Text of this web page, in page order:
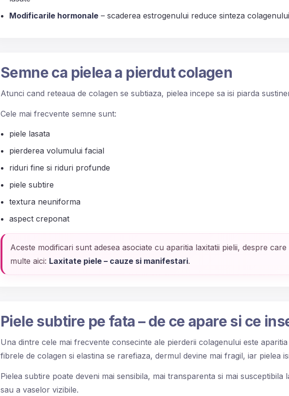
Modificarile hormonale – scaderea estrogenului reduce sinteza colagenului
Semne ca pielea a pierdut colagen
Atunci cand reteaua de colagen se subtiaza, pielea incepe sa isi piarda
Cele mai frecvente semne sunt:
piele lasata
pierderea volumului facial
riduri fine si riduri profunde
piele subtire
textura neuniforma
aspect creponat
Aceste modificari sunt adesea asociate cu aparitia laxitatii pielii, despre
multe aici: Laxitate piele – cauze si manifestari.
Piele subtire pe fata – de ce apare si ce
Una dintre cele mai frecvente consecinte ale pierderii colagenului este
fibrele de colagen si elastina se rarefiaza, dermul devine mai fragil, iar pielea
Pielea subtire poate deveni mai sensibila, mai transparenta si mai susceptibila
sau a vaselor vizibile.